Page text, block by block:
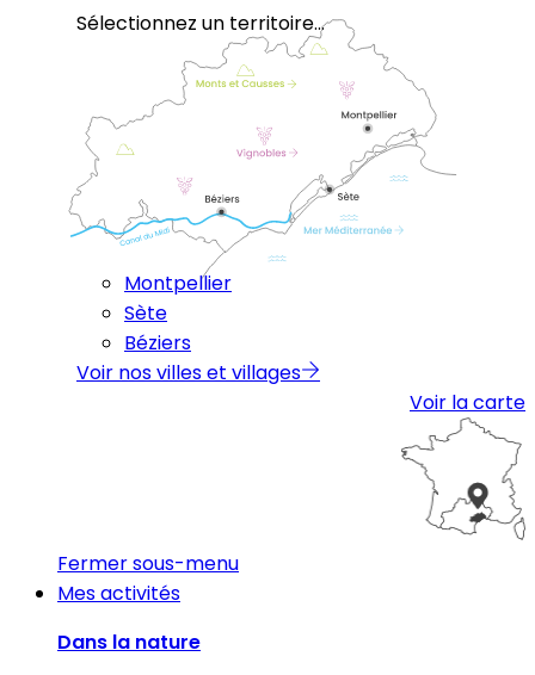
Sélectionnez un territoire...
Montpellier
Sète
Béziers
Voir nos villes et villages
Voir la carte
Fermer sous-menu
Mes activités
Dans la nature